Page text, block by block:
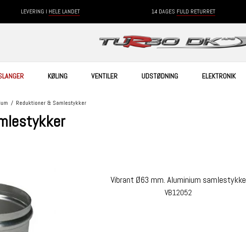
LEVERING I HELE LANDET 14 DAGES FULD RETURRET
KØLING VENTILER UDSTØDNING ELEKTRONIK
/ Reduktioner & Samlestykker
Vibrant Ø63 mm. Aluminium samlestykke
VB12052